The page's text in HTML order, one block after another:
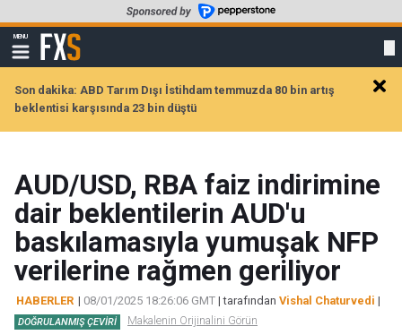
to
main
content
MENU
Show
navigation
FXStreet
Son dakika: ABD Tarım Dışı İstihdam temmuzda 80 bin artış
beklentisi karşısında 23 bin düştü
AUD/USD, RBA faiz indirimine
dair beklentilerin AUD'u
baskılamasıyla yumuşak NFP
verilerine rağmen geriliyor
HABERLER | 08/01/2025 18:26:06 GMT | tarafından Vishal Chaturvedi |
DOĞRULANMIŞ ÇEVIRI Makalenin Orijinalini Görün